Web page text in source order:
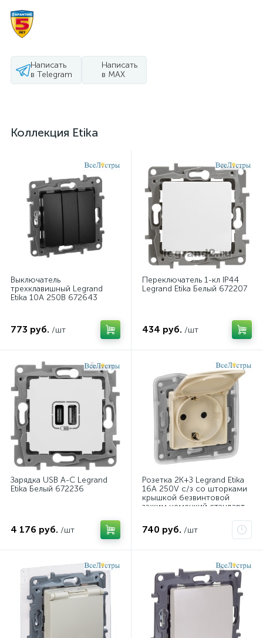
Написать
в Telegram
Написать
в MAX
Коллекция Etika
Выключатель
трехклавишный Legrand
Etika 10А 250В 672643
773 руб. /шт
Переключатель 1-кл IP44
Legrand Etika Белый 672207
434 руб. /шт
Зарядка USB A-C Legrand
Etika Белый 672236
4 176 руб. /шт
Розетка 2К+З Legrand Etika
16A 250V с/з со шторками
крышкой безвинтовой
зажим немецкий стандарт
740 руб. /шт